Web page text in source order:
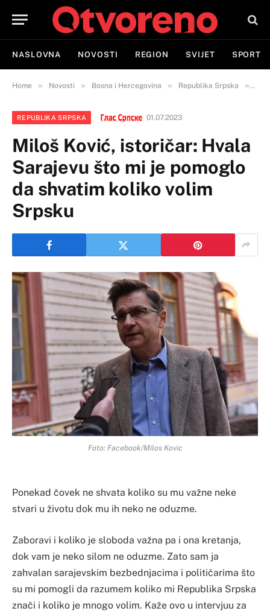
NASLOVNA NOVOSTI REGION SVIJET SPORT
Home » Novosti » Bosna i Hercegovina » Republika Srpska »
REPUBLIKA SRPSKA 01.07.2023
Miloš Ković, istoričar: Hvala
Sarajevu što mi je pomoglo
da shvatim koliko volim
Srpsku
Foto: Facebook/Milos Kovic
Ponekad čovek ne shvata koliko su mu važne neke
stvari u životu dok mu ih neko ne oduzme.
Zaboravi i koliko je sloboda važna pa i ona kretanja,
dok vam je neko silom ne oduzme. Zato sam ja
zahvalan sarajevskim bezbednjacima i političarima što
su mi pomogli da razumem koliko mi Republika Srpska
znači i koliko je mnogo volim. Kaže ovo u intervjuu za